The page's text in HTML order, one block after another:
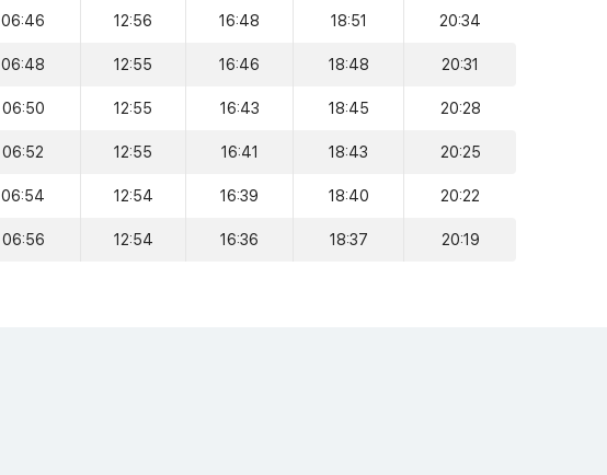
06:46 12:56 16:48 18:51 20:34
06:48 12:55 16:46 18:48 20:31
06:50 12:55 16:43 18:45 20:28
06:52 12:55 16:41 18:43 20:25
06:54 12:54 16:39 18:40 20:22
06:56 12:54 16:36 18:37 20:19